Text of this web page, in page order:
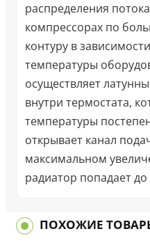
распределения
компрессорах по
контуру в
температуры
осуществляет
внутри термостата,
температуры
открывает канал
максимальном
радиатор попадает до
ПОХОЖИЕ